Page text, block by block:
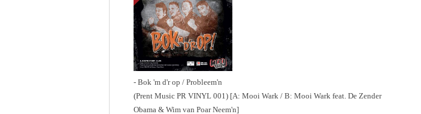
- Bok 'm d'r op / Probleem'n
(Prent Music PR VINYL 001) [A: Mooi Wark / B: Mooi Wark feat. De Zender
Obama & Wim van Poar Neem'n]